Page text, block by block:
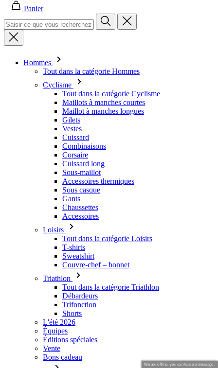
Panier
Hommes
Tout dans la catégorie Hommes
Cyclisme
Tout dans la catégorie Cyclisme
Maillots à manches courtes
Maillot à manches longues
Gilets
Vestes
Cuissard
Combinaisons
Corsaire
Cuissard long
Sous-maillot
Accessoires thermiques
Sous casque
Gants
Chaussettes
Accessoires
Loisirs
Tout dans la catégorie Loisirs
T-shirts
Sweatshirt
Couvre-chef – bonnet
Triathlon
Tout dans la catégorie Triathlon
Débardeurs
Trifonction
Shorts
L'été 2026
Équipes
Éditions spéciales
Vente
Bons cadeau
We are offline, you can leave a message.